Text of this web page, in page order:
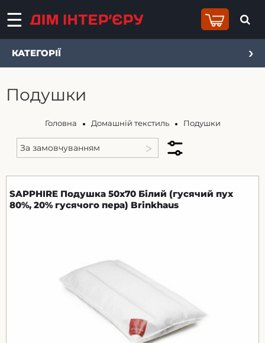
КАТЕГОРІЇ
Подушки
Головна Домашній текстиль Подушки
SAPPHIRE Подушка 50х70 Білий (гусячий пух
80%, 20% гусячого пера) Brinkhaus